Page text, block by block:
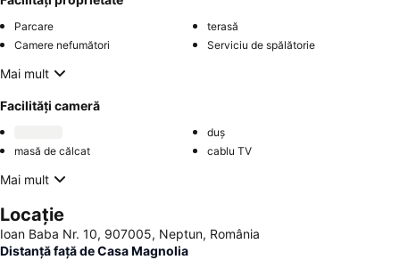
Parcare
terasă
Camere nefumători
Serviciu de spălătorie
Mai mult
Facilități cameră
duș
masă de călcat
cablu TV
Mai mult
Locație
Ioan Baba Nr. 10, 907005, Neptun, România
Distanță față de Casa Magnolia